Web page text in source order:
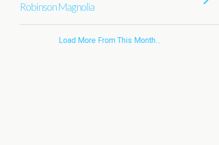
Robinson Magnolia
Load More From This Month…